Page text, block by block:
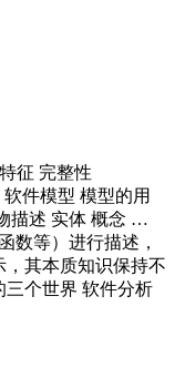
征 完整性
件模型 模型的用
描述 实体 概念 …
数等）进行描述，
其本质知识保持不
三个世界 软件分析